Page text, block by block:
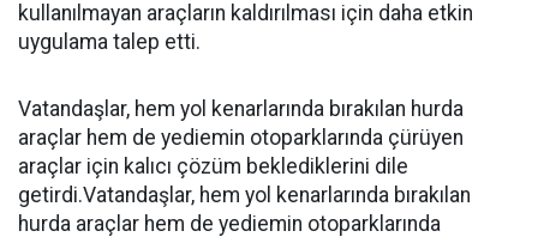
kullanılmayan araçların kaldırılması için daha etkin
uygulama talep etti.
Vatandaşlar, hem yol kenarlarında bırakılan hurda
araçlar hem de yediemin otoparklarında çürüyen
araçlar için kalıcı çözüm beklediklerini dile
getirdi.Vatandaşlar, hem yol kenarlarında bırakılan
hurda araçlar hem de yediemin otoparklarında